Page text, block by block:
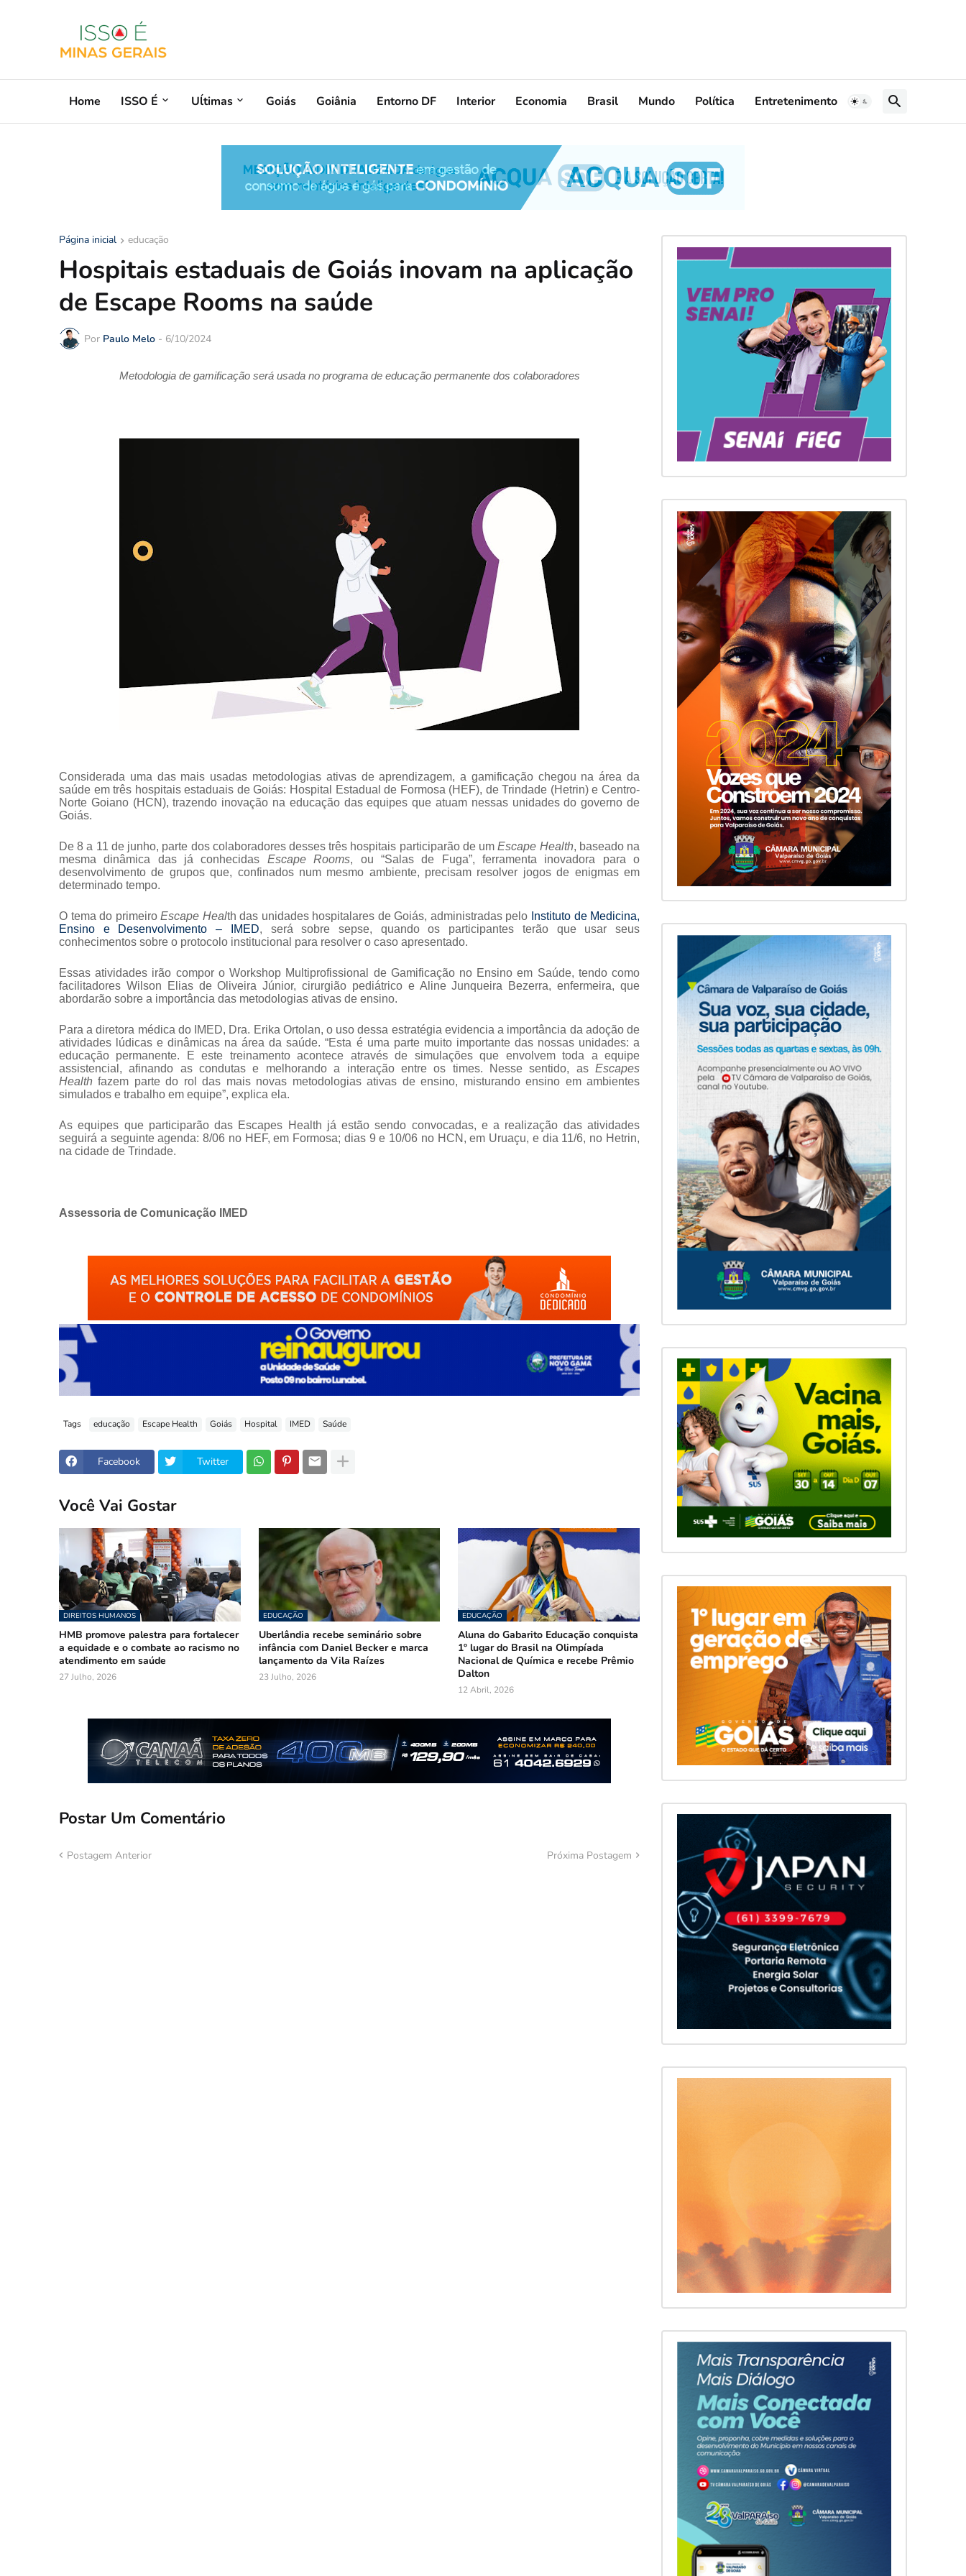
Home ISSO É Uĺtimas Goiás Goiânia Entorno DF Interior Economia Brasil Mundo Política Entretenimento
Página inicial educação
Hospitais estaduais de Goiás inovam na aplicação
de Escape Rooms na saúde
Por Paulo Melo - 6/10/2024
Metodologia de gamificação será usada no programa de educação permanente dos colaboradores
Considerada uma das mais usadas metodologias ativas de aprendizagem, a gamificação chegou na área da
saúde em três hospitais estaduais de Goiás: Hospital Estadual de Formosa (HEF), de Trindade (Hetrin) e Centro-
Norte Goiano (HCN), trazendo inovação na educação das equipes que atuam nessas unidades do governo de
Goiás.
De 8 a 11 de junho, parte dos colaboradores desses três hospitais participarão de umEscape Health, baseado na
mesma dinâmica das já conhecidas Escape Rooms, ou “Salas de Fuga”, ferramenta inovadora para o
desenvolvimento de grupos que, confinados num mesmo ambiente, precisam resolver jogos de enigmas em
determinado tempo.
O tema do primeiroEscape Health das unidades hospitalares de Goiás, administradas pelo Instituto de Medicina,
Ensino e Desenvolvimento – IMED, será sobre sepse, quando os participantes terão que usar seus
conhecimentos sobre o protocolo institucional para resolver o caso apresentado.
Essas atividades irão compor o Workshop Multiprofissional de Gamificação no Ensino em Saúde, tendo como
facilitadores Wilson Elias de Oliveira Júnior, cirurgião pediátrico e Aline Junqueira Bezerra, enfermeira, que
abordarão sobre a importância das metodologias ativas de ensino.
Para a diretora médica do IMED, Dra. Erika Ortolan, o uso dessa estratégia evidencia a importância da adoção de
atividades lúdicas e dinâmicas na área da saúde. “Esta é uma parte muito importante das nossas unidades: a
educação permanente. E este treinamento acontece através de simulações que envolvem toda a equipe
assistencial, afinando as condutas e melhorando a interação entre os times. Nesse sentido, as Escapes
Health fazem parte do rol das mais novas metodologias ativas de ensino, misturando ensino em ambientes
simulados e trabalho em equipe”, explica ela.
As equipes que participarão das Escapes Health já estão sendo convocadas, e a realização das atividades
seguirá a seguinte agenda: 8/06 no HEF, em Formosa; dias 9 e 10/06 no HCN, em Uruaçu, e dia 11/6, no Hetrin,
na cidade de Trindade.
Assessoria de Comunicação IMED
Tags educação Escape Health Goiás Hospital IMED Saúde
Facebook Twitter
Você Vai Gostar
DIREITOS HUMANOS
HMB promove palestra para fortalecer
a equidade e o combate ao racismo no
atendimento em saúde
27 Julho, 2026
EDUCAÇÃO
Uberlândia recebe seminário sobre
infância com Daniel Becker e marca
lançamento da Vila Raízes
23 Julho, 2026
EDUCAÇÃO
Aluna do Gabarito Educação conquista
1º lugar do Brasil na Olimpíada
Nacional de Química e recebe Prêmio
Dalton
12 Abril, 2026
Postar Um Comentário
Postagem Anterior Próxima Postagem